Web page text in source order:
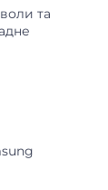
та